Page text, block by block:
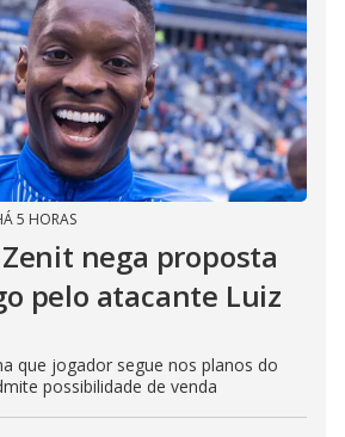
5 HORAS
nega proposta
pelo atacante Luiz
que jogador segue nos planos do
possibilidade de venda